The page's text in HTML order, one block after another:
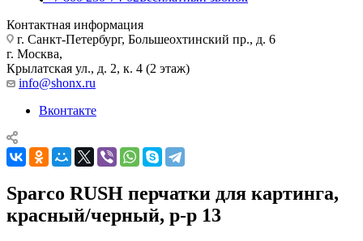
Контактная информация
г. Санкт-Петербург, Большеохтинский пр., д. 6
г. Москва,
Крылатская ул., д. 2, к. 4 (2 этаж)
info@shonx.ru
Вконтакте
Sparco RUSH перчатки для картинга,
красный/черный, р-р 13